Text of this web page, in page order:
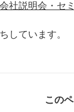
社説明会・セ
しています。
この